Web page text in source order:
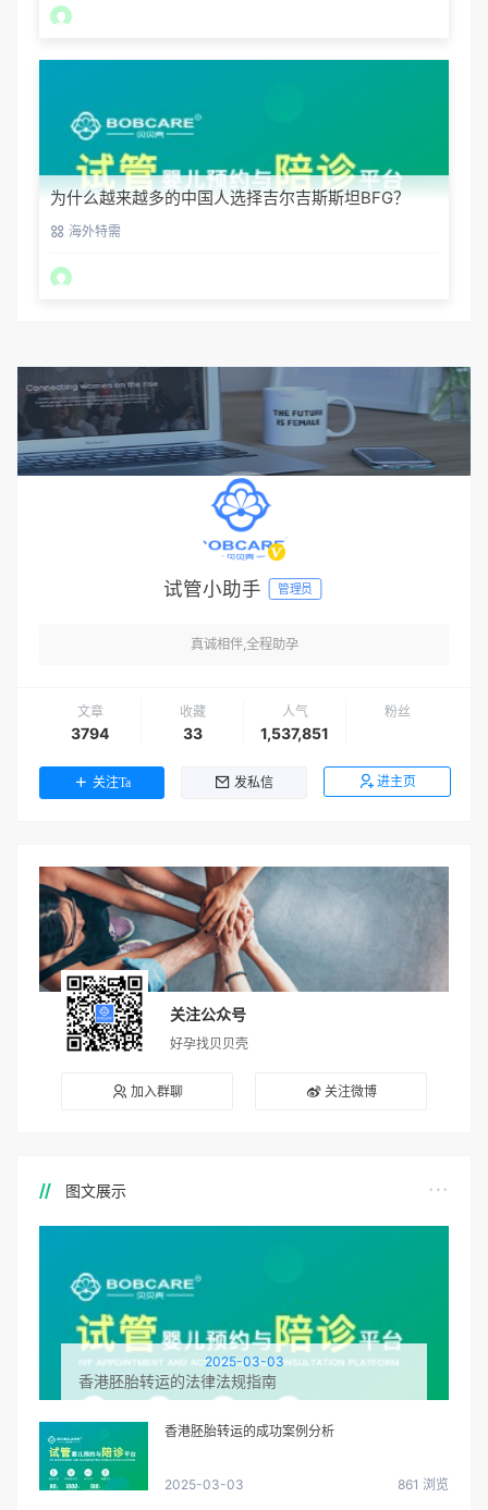
为什么越来越多的中国人选择吉尔吉斯斯坦BFG？
海外特需
试管小助手 管理员
真诚相伴,全程助孕
文章
3794
收藏
33
人气
1,537,851
粉丝
关注Ta 发私信 进主页
关注公众号
好孕找贝贝壳
加入群聊 关注微博
图文展示
2025-03-03
香港胚胎转运的法律法规指南
香港胚胎转运的成功案例分析
2025-03-03 861 浏览